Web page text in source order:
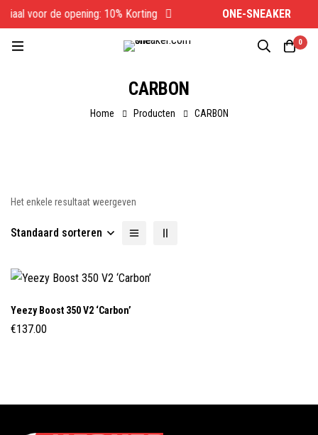
voor de opening: 10% Korting ONE-SNEAKER
0
CARBON
Home Producten CARBON
Het enkele resultaat weergeven
Standaard sorteren
Yeezy Boost 350 V2 ‘Carbon’
€137.00